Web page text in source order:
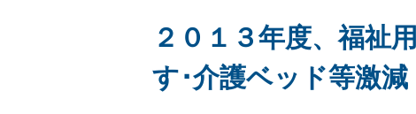
２０１３年度、福祉
す･介護ベッド等激減